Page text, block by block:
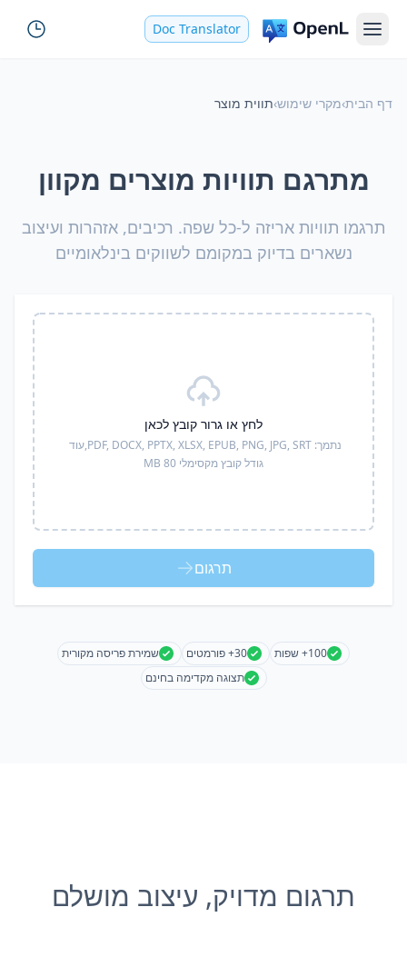
Doc Translator
דף הבית›מקרי שימוש›תווית מוצר
מתרגם תוויות מוצרים מקוון
תרגמו תוויות אריזה ל-כל שפה. רכיבים, אזהרות ועיצוב
נשארים בדיוק במקומם לשווקים בינלאומיים
לחץ או גרור קובץ לכאן
נתמך: PDF, DOCX, PPTX, XLSX, EPUB, PNG, JPG, SRT, עוד
גודל קובץ מקסימלי 80 MB
תרגום
100+ שפות 30+ פורמטים
שמירת פריסה מקורית
תצוגה מקדימה בחינם
תרגום מדויק, עיצוב מושלם